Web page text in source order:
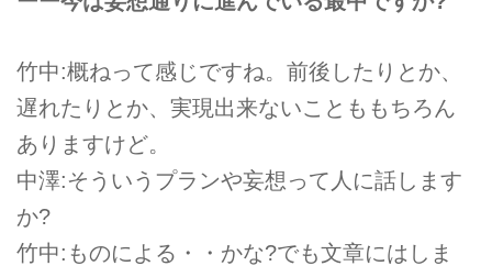
竹中:概ねって感じですね。前後したりとか、
遅れたりとか、実現出来ないことももちろん
ありますけど。
中澤:そういうプランや妄想って人に話します
か?
竹中:ものによる・・かな?でも文章にはしま